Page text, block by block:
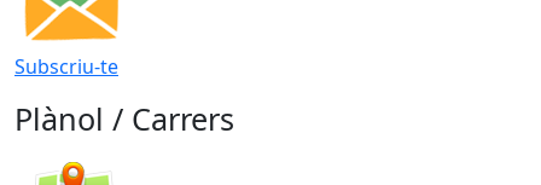
Subscriu-te
Plànol / Carrers